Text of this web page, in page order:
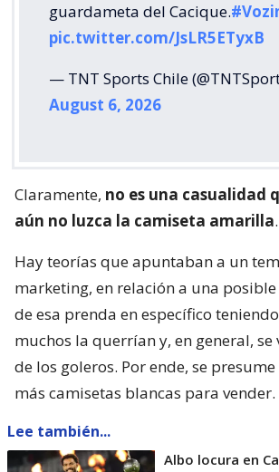
guardameta del Cacique.
pic.twitter.com/JsLR5ETyxB
— TNT Sports Chile
August 6, 2026
Claramente, no es una casualidad
aún no luzca la camiseta amarilla.
Hay teorías que apuntaban a un
marketing, en relación a una
de esa prenda en específico
muchos la querrían y, en general, se
de los goleros. Por ende, se
más camisetas blancas para vender.
Lee también...
Albo locura en